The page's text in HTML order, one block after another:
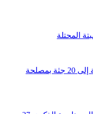
ارتفاع حصيلة ضحايا محاولة اقتحام سبتة إلى 20 جثة بمصلحة